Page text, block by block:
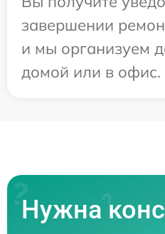
завершении
и мы организуем
домой или в офис.
Нужна